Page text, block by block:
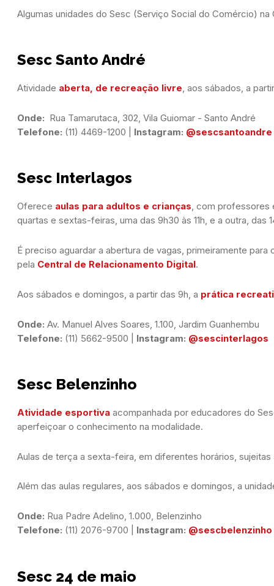
Algumas unidades do Sesc (Serviço Social do Comércio)
Sesc Santo André
Atividade aberta, de recreação livre, aos sábados, a
Onde:
Telefone: (11) 4469-1200 | Instagram: @sescsantoandre
Sesc Interlagos
Oferece aulas para adultos e crianças, com professores
quartas e sextas-feiras, uma das 9h30 às 11h, e a outra, das
É preciso aguardar a abertura de vagas, primeiramente
pela Central de Relacionamento Digital.
Aos sábados e domingos, a partir das 9h, a prática
Onde:
Telefone: (11) 5662-9500 | Instagram: @sescinterlagos
Sesc Belenzinho
Atividade esportiva acompanhada por educadores do
aperfeiçoar o conhecimento na modalidade.
Aulas de terça a sexta-feira, em diferentes horários,
Além das aulas regulares, aos sábados e domingos, a
Onde:
Telefone: (11) 2076-9700 | Instagram: @sescbelenzinho
Sesc 24 de maio